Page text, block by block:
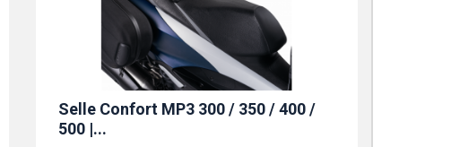
Selle Confort MP3 300 / 350 / 400 /
500 |...